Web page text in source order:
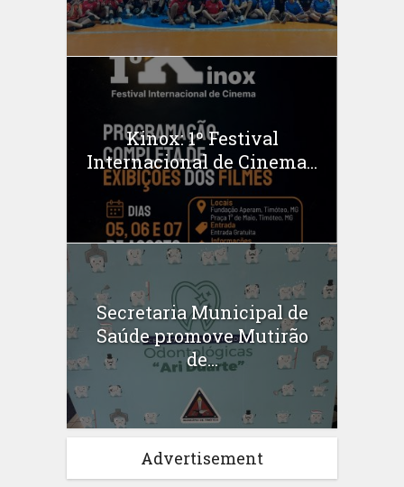
Kinox: 1º Festival
Internacional de Cinema...
Secretaria Municipal de
Saúde promove Mutirão
de...
Advertisement